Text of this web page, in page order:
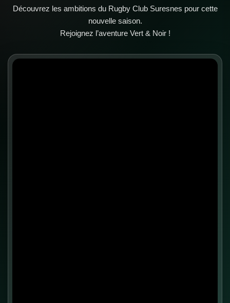
Découvrez les ambitions du Rugby Club Suresnes pour cette
nouvelle saison.
Rejoignez l’aventure Vert & Noir !